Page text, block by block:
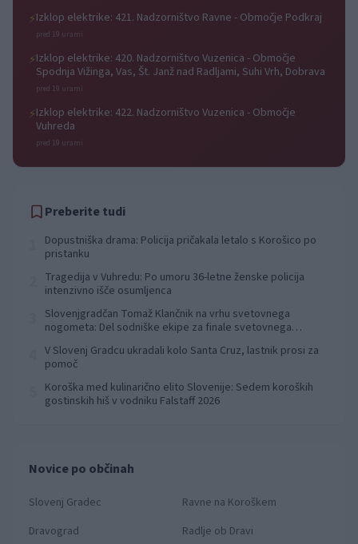
⚡Izklop elektrike: 421. Nadzorništvo Ravne - Območje Podkraj
pred 19 urami
⚡Izklop elektrike: 420. Nadzorništvo Vuzenica - Območje
Spodnja Vižinga, Vas, Št. Janž nad Radljami, Suhi Vrh, Dobrava
pred 19 urami
⚡Izklop elektrike: 422. Nadzorništvo Vuzenica - Območje
Vuhreda
pred 19 urami
Preberite tudi
Dopustniška drama: Policija pričakala letalo s Korošico po
pristanku
Tragedija v Vuhredu: Po umoru 36-letne ženske policija
intenzivno išče osumljenca
Slovenjgradčan Tomaž Klančnik na vrhu svetovnega
nogometa: Del sodniške ekipe za finale svetovnega
V Slovenj Gradcu ukradali kolo Santa Cruz, lastnik prosi za
pomoč
Koroška med kulinarično elito Slovenije: Sedem koroških
gostinskih hiš v vodniku Falstaff 2026
Novice po občinah
Slovenj Gradec
Ravne na Koroškem
Dravograd
Radlje ob Dravi